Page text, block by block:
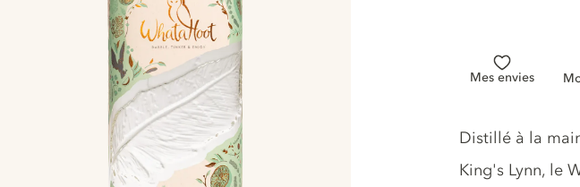
Mes envies
Description du
Distillé à la
King's Lynn, le